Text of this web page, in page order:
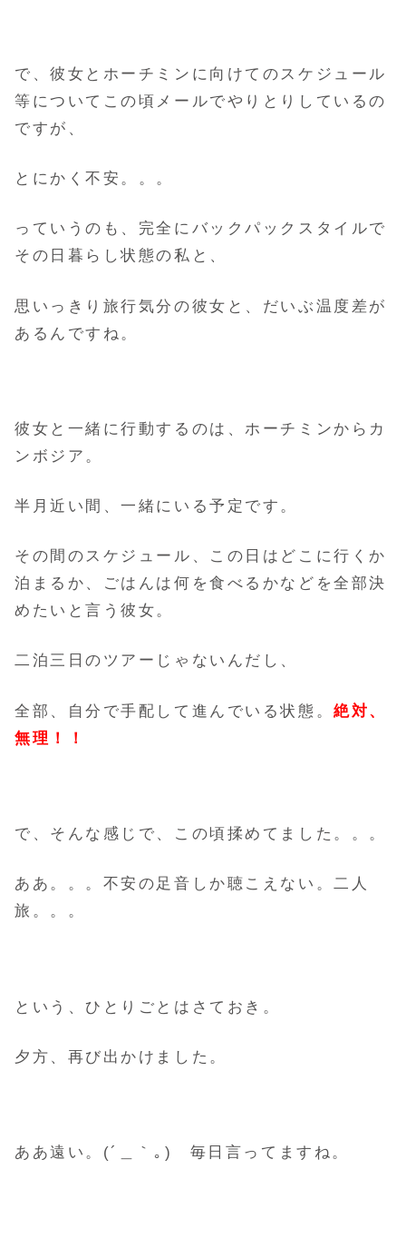
で、彼女とホーチミンに向けてのスケジュール
等についてこの頃メールでやりとりしているの
ですが、
とにかく不安。。。
っていうのも、完全にバックパックスタイルで
その日暮らし状態の私と、
思いっきり旅行気分の彼女と、だいぶ温度差が
あるんですね。
彼女と一緒に行動するのは、ホーチミンからカ
ンボジア。
半月近い間、一緒にいる予定です。
その間のスケジュール、この日はどこに行くか
泊まるか、ごはんは何を食べるかなどを全部決
めたいと言う彼女。
二泊三日のツアーじゃないんだし、
全部、自分で手配して進んでいる状態。絶対、
無理！！
で、そんな感じで、この頃揉めてました。。。
ああ。。。不安の足音しか聴こえない。二人
旅。。。
という、ひとりごとはさておき。
夕方、再び出かけました。
ああ遠い。(´＿｀｡) 毎日言ってますね。